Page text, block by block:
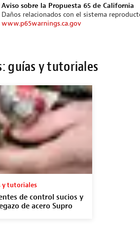
Aviso sobre la Propuesta 65 de California
Daños relacionados con el sistema
www.p65warnings.ca.gov
guías y tutoriales
y tutoriales
de control sucios y
de acero Supro